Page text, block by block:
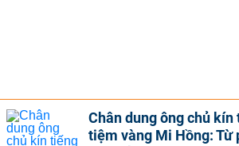
Chân dung ông chủ
tiệm vàng Mi Hồng: Từ